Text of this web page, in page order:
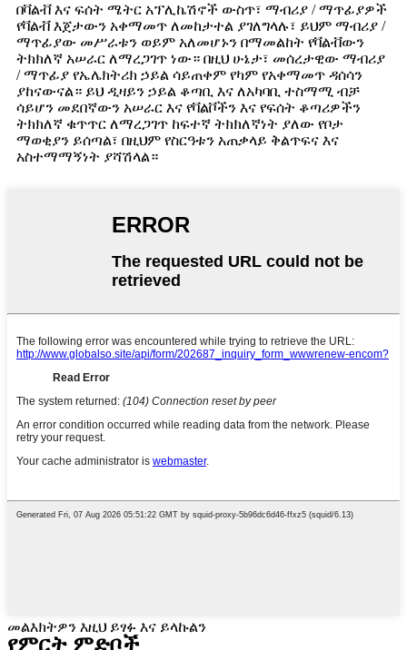
በቫልቭ እና ፍሰት ሜትር አፕሊኬሽኖች ውስጥ፣ ማብሪያ / ማጥፊያዎች
የቫልቭ እጀታውን አቀማመጥ ለመከታተል ያገለግላሉ፣ ይህም ማብሪያ /
ማጥፊያው መሥራቱን ወይም አለመሆኑን በማመልከት የቫልቭውን
ትክክለኛ አሠራር ለማረጋገጥ ነው። በዚህ ሁኔታ፣ መሰረታዊው ማብሪያ
/ ማጥፊያ የኤሌክትሪክ ኃይል ሳይጠቀም የካም የአቀማመጥ ዳሰሳን
ያከናውናል። ይህ ዲዛይን ኃይል ቆጣቢ እና ለአካባቢ ተስማሚ ብቻ
ሳይሆን መደበኛውን አሠራር እና የቫልቮችን እና የፍሰት ቆጣሪዎችን
ትክክለኛ ቁጥጥር ለማረጋገጥ ከፍተኛ ትክክለኛነት ያለው የቦታ
ማወቂያን ይሰጣል፣ በዚህም የስርዓቱን አጠቃላይ ቅልጥፍና እና
አስተማማኝነት ያሻሽላል።
መልእክትዎን እዚህ ይፃፉ እና ይላኩልን
የምርት ምድቦች